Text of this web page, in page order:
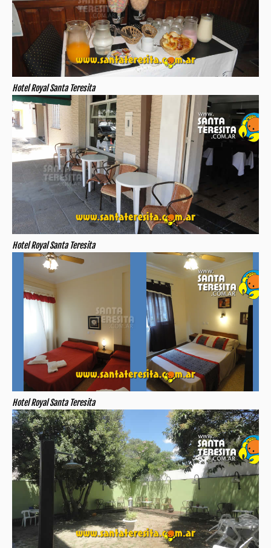
Hotel Royal Santa Teresita
Hotel Royal Santa Teresita
Hotel Royal Santa Teresita